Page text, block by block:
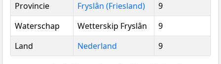
Provincie
Fryslân (Friesland)
9
Waterschap
Wetterskip Fryslân
9
Land
Nederland 9